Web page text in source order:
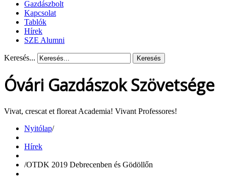
Gazdászbolt
Kapcsolat
Tablók
Hírek
SZE Alumni
Keresés... Keresés
Óvári Gazdászok Szövetsége
Vivat, crescat et floreat Academia! Vivant Professores!
Nyitólap/
Hírek
/OTDK 2019 Debrecenben és Gödöllőn